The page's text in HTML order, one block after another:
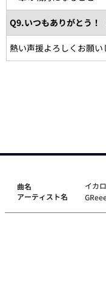
Q9.いつもありがとう！
熱い声援よろしくお願い
曲名
アーティスト名
イカ